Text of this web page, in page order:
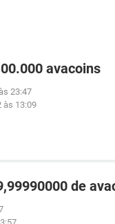
avacoins
23:47
às 13:09
de